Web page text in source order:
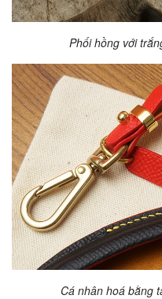
Phối hồng với
Cá nhân hoá bằng